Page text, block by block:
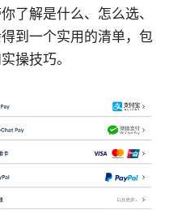
了解是什么、怎么选、
到一个实用的清单，包
操技巧。